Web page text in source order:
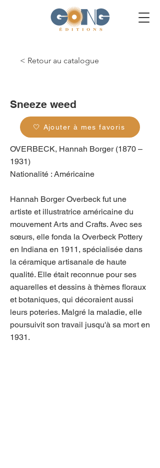
< Retour au catalogue
Sneeze weed
🤍 Ajouter à mes favoris
OVERBECK, Hannah Borger (1870 –
1931)
Nationalité : Américaine
Hannah Borger Overbeck fut une
artiste et illustratrice américaine du
mouvement Arts and Crafts. Avec ses
sœurs, elle fonda la Overbeck Pottery
en Indiana en 1911, spécialisée dans
la céramique artisanale de haute
qualité. Elle était reconnue pour ses
aquarelles et dessins à thèmes floraux
et botaniques, qui décoraient aussi
leurs poteries. Malgré la maladie, elle
poursuivit son travail jusqu'à sa mort en
1931.